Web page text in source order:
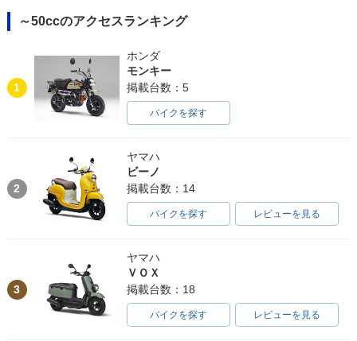
～50ccのアクセスランキング
1
ホンダ
モンキー
掲載台数：5
バイクを探す
2
ヤマハ
ビーノ
掲載台数：14
バイクを探す レビューを見る
3
ヤマハ
ＶＯＸ
掲載台数：18
バイクを探す レビューを見る